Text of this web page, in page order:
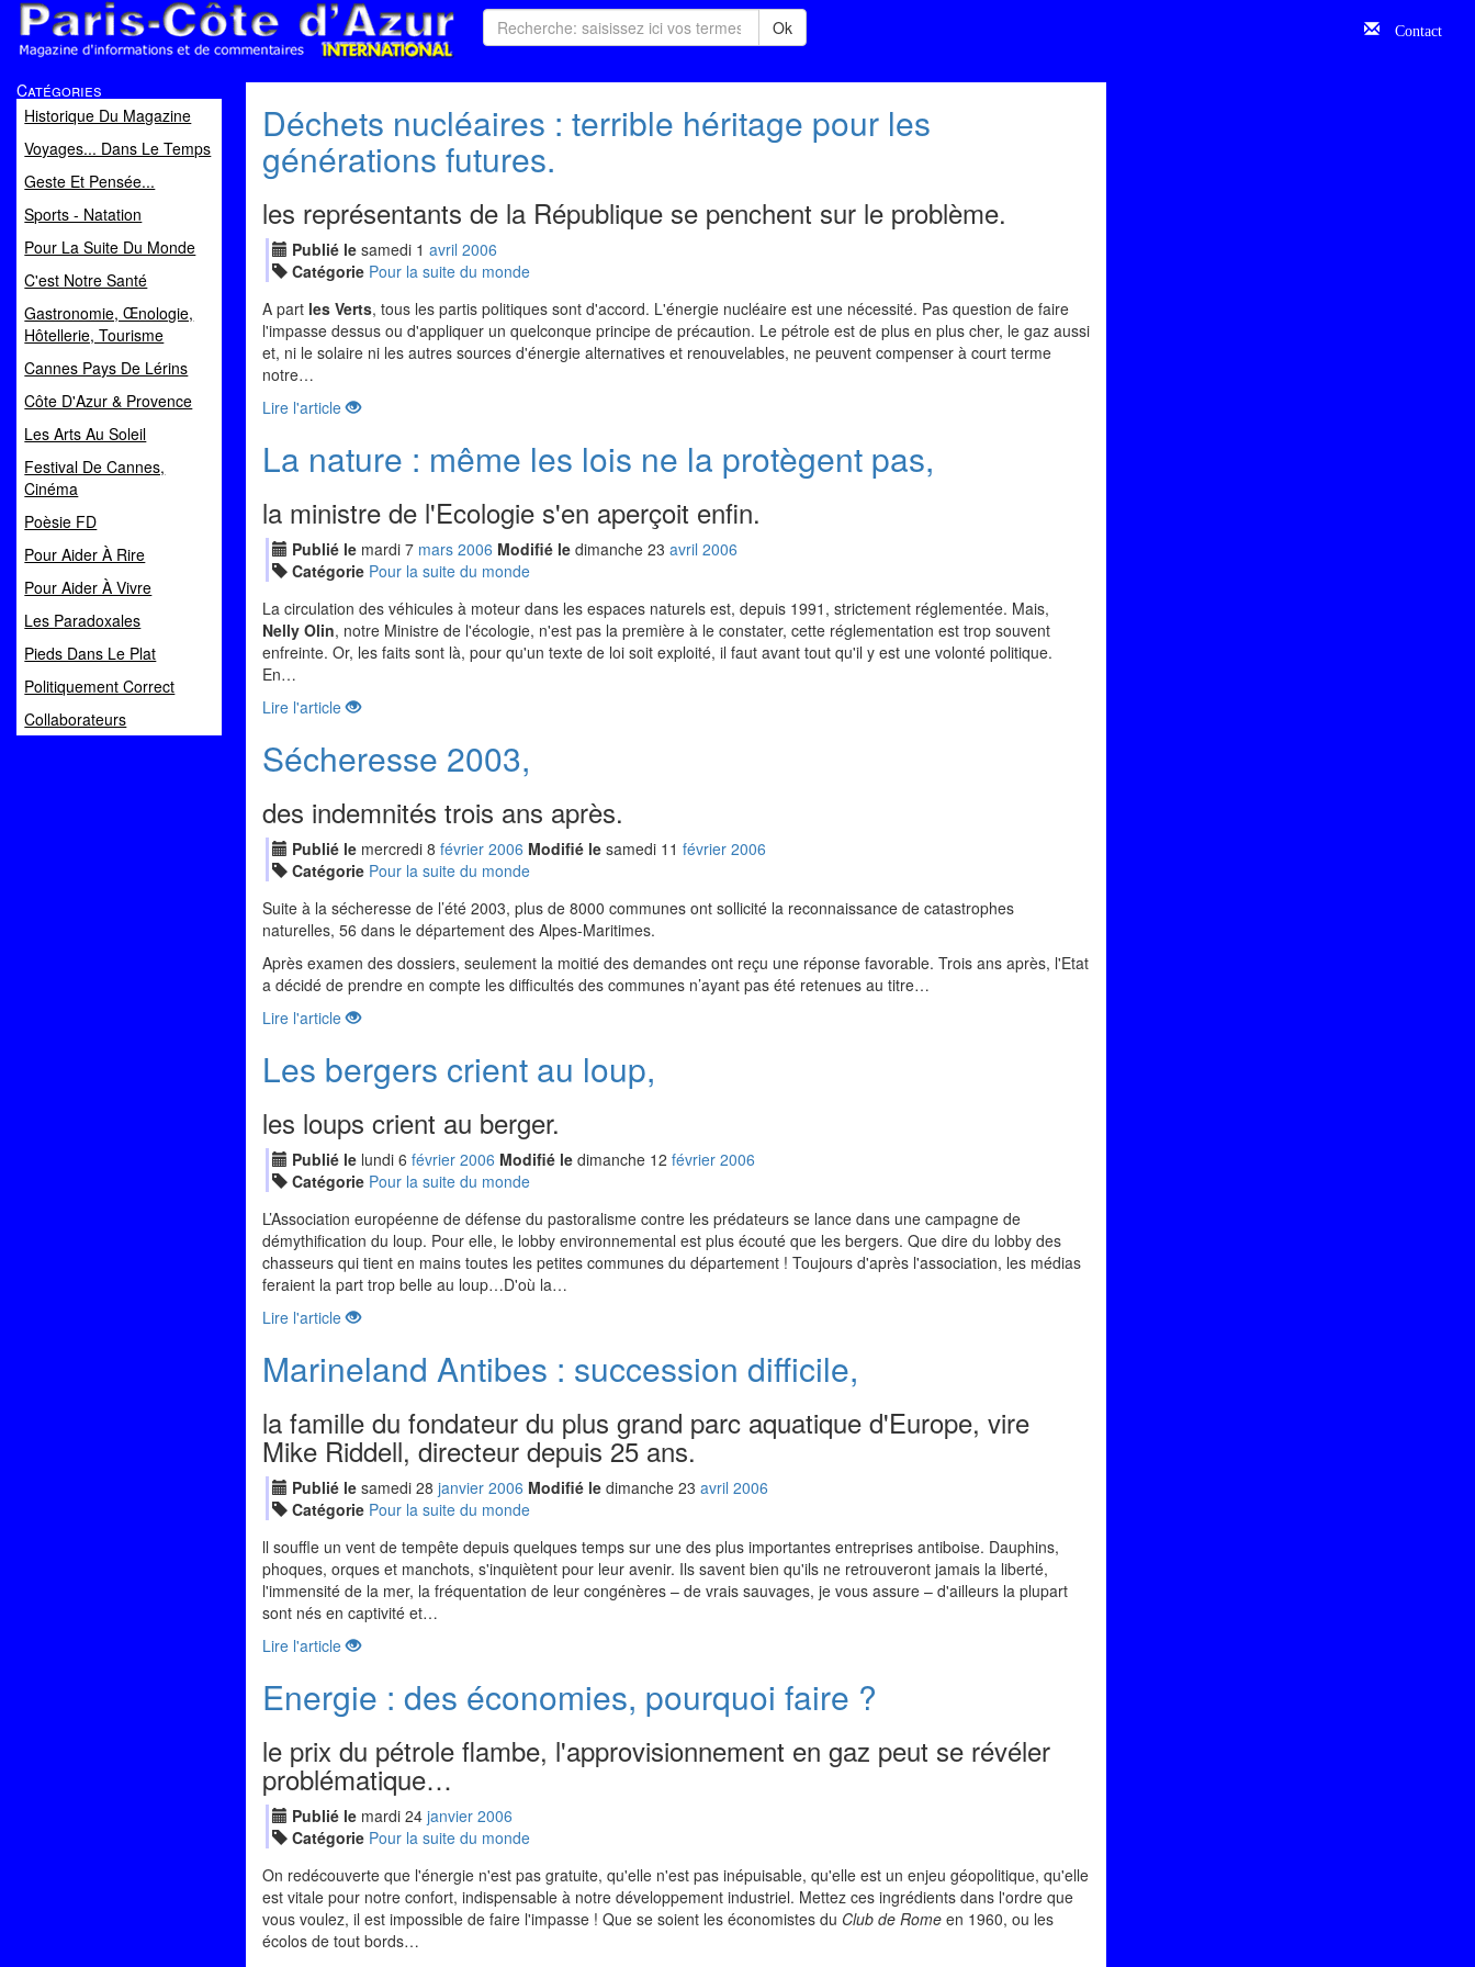
Magazine d'informations et de commentaires
Ok Contact
Catégories
Historique Du Magazine
Voyages... Dans Le Temps
Geste Et Pensée...
Sports - Natation
Pour La Suite Du Monde
C'est Notre Santé
Gastronomie, Œnologie,
Hôtellerie, Tourisme
Cannes Pays De Lérins
Côte D'Azur & Provence
Les Arts Au Soleil
Festival De Cannes,
Cinéma
Poèsie FD
Pour Aider À Rire
Pour Aider À Vivre
Les Paradoxales
Pieds Dans Le Plat
Politiquement Correct
Collaborateurs
Déchets nucléaires : terrible héritage pour les
générations futures.
les représentants de la République se penchent sur le problème.
Publié le samedi 1 avril 2006
Catégorie Pour la suite du monde
A part les Verts, tous les partis politiques sont d'accord. L'énergie nucléaire est une nécessité. Pas question de faire
l'impasse dessus ou d'appliquer un quelconque principe de précaution. Le pétrole est de plus en plus cher, le gaz aussi
et, ni le solaire ni les autres sources d'énergie alternatives et renouvelables, ne peuvent compenser à court terme
notre…
Lire l'article
La nature : même les lois ne la protègent pas,
la ministre de l'Ecologie s'en aperçoit enfin.
Publié le mardi 7 mars 2006 Modifié le dimanche 23 avril 2006
Catégorie Pour la suite du monde
La circulation des véhicules à moteur dans les espaces naturels est, depuis 1991, strictement réglementée. Mais,
Nelly Olin, notre Ministre de l'écologie, n'est pas la première à le constater, cette réglementation est trop souvent
enfreinte. Or, les faits sont là, pour qu'un texte de loi soit exploité, il faut avant tout qu'il y est une volonté politique.
En…
Lire l'article
Sécheresse 2003,
des indemnités trois ans après.
Publié le mercredi 8 février 2006 Modifié le samedi 11 février 2006
Catégorie Pour la suite du monde
Suite à la sécheresse de l’été 2003, plus de 8000 communes ont sollicité la reconnaissance de catastrophes
naturelles, 56 dans le département des Alpes-Maritimes.
Après examen des dossiers, seulement la moitié des demandes ont reçu une réponse favorable. Trois ans après, l'Etat
a décidé de prendre en compte les difficultés des communes n’ayant pas été retenues au titre…
Lire l'article
Les bergers crient au loup,
les loups crient au berger.
Publié le lundi 6 février 2006 Modifié le dimanche 12 février 2006
Catégorie Pour la suite du monde
L’Association européenne de défense du pastoralisme contre les prédateurs se lance dans une campagne de
démythification du loup. Pour elle, le lobby environnemental est plus écouté que les bergers. Que dire du lobby des
chasseurs qui tient en mains toutes les petites communes du département ! Toujours d'après l'association, les médias
feraient la part trop belle au loup…D'où la…
Lire l'article
Marineland Antibes : succession difficile,
la famille du fondateur du plus grand parc aquatique d'Europe, vire
Mike Riddell, directeur depuis 25 ans.
Publié le samedi 28 janvier 2006 Modifié le dimanche 23 avril 2006
Catégorie Pour la suite du monde
ll souffle un vent de tempête depuis quelques temps sur une des plus importantes entreprises antiboise. Dauphins,
phoques, orques et manchots, s'inquiètent pour leur avenir. Ils savent bien qu'ils ne retrouveront jamais la liberté,
l'immensité de la mer, la fréquentation de leur congénères – de vrais sauvages, je vous assure – d'ailleurs la plupart
sont nés en captivité et…
Lire l'article
Energie : des économies, pourquoi faire ?
le prix du pétrole flambe, l'approvisionnement en gaz peut se révéler
problématique…
Publié le mardi 24 janvier 2006
Catégorie Pour la suite du monde
On redécouverte que l'énergie n'est pas gratuite, qu'elle n'est pas inépuisable, qu'elle est un enjeu géopolitique, qu'elle
est vitale pour notre confort, indispensable à notre développement industriel. Mettez ces ingrédients dans l'ordre que
vous voulez, il est impossible de faire l'impasse ! Que se soient les économistes du Club de Rome en 1960, ou les
écolos de tout bords…